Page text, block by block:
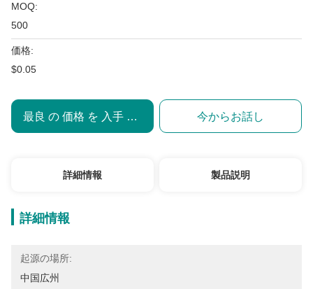
MOQ:
500
価格:
$0.05
最良 の 価格 を 入手 する 今からお話し
詳細情報 製品説明
詳細情報
起源の場所:
中国広州